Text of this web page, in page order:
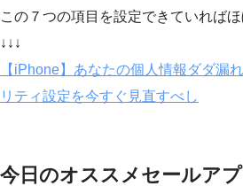
この７つの項目を設定できていれば
↓↓↓
【iPhone】あなたの個人情報ダダ漏
リティ設定を今すぐ見直すべし
今日のオススメセールアプ